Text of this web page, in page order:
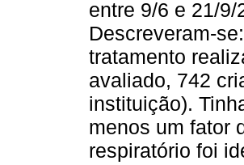
entre 9/6 e 21/
Descreveram-
tratamento
avaliado, 742
instituição).
menos um fator
respiratório foi